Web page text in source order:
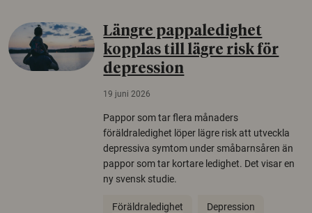
Längre pappaledighet
kopplas till lägre risk för
depression
19 juni 2026
Pappor som tar flera månaders
föräldraledighet löper lägre risk att utveckla
depressiva symtom under småbarnsåren än
pappor som tar kortare ledighet. Det visar en
ny svensk studie.
Föräldraledighet Depression